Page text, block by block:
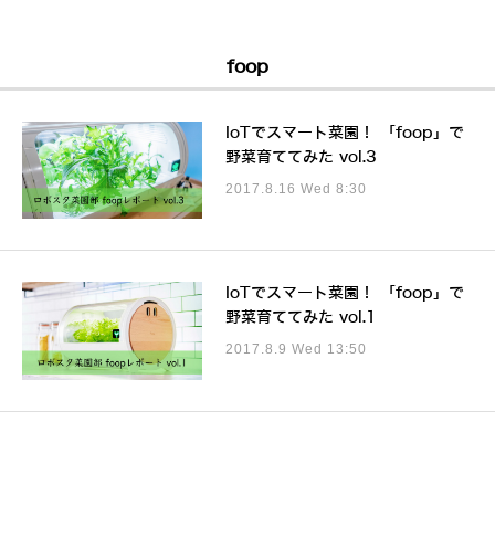
foop
IoTでスマート菜園！ 「foop」で
野菜育ててみた vol.3
2017.8.16 Wed 8:30
IoTでスマート菜園！ 「foop」で
野菜育ててみた vol.1
2017.8.9 Wed 13:50